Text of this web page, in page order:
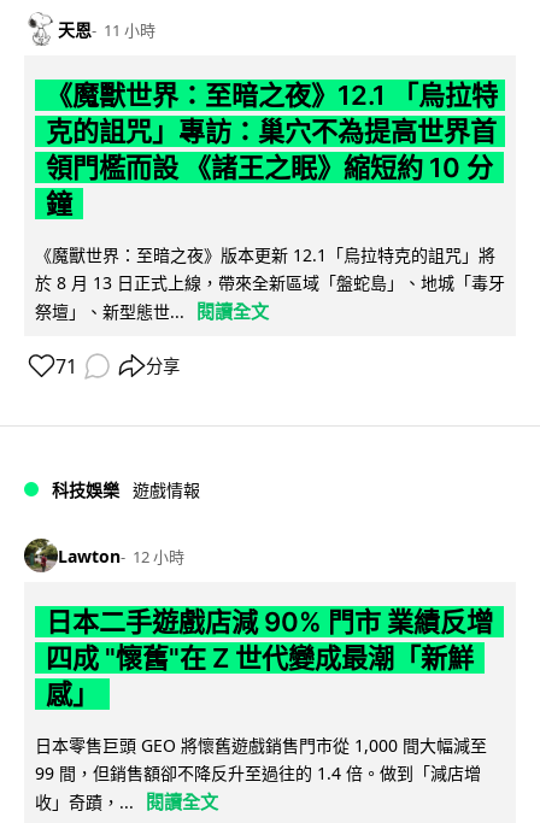
天恩 11 小時
《魔獸世界：至暗之夜》12.1 「烏拉特
克的詛咒」專訪：巢穴不為提高世界首
領門檻而設 《諸王之眠》縮短約 10 分
鐘
《魔獸世界：至暗之夜》版本更新 12.1「烏拉特克的詛咒」將
於 8 月 13 日正式上線，帶來全新區域「盤蛇島」、地城「毒牙
祭壇」、新型態世...
閱讀全文
71 分享
科技娛樂 遊戲情報
Lawton 12 小時
日本二手遊戲店減 90% 門市 業績反增
四成 "懷舊"在 Z 世代變成最潮「新鮮
感」
日本零售巨頭 GEO 將懷舊遊戲銷售門市從 1,000 間大幅減至
99 間，但銷售額卻不降反升至過往的 1.4 倍。做到「減店增
收」奇蹟，...
閱讀全文